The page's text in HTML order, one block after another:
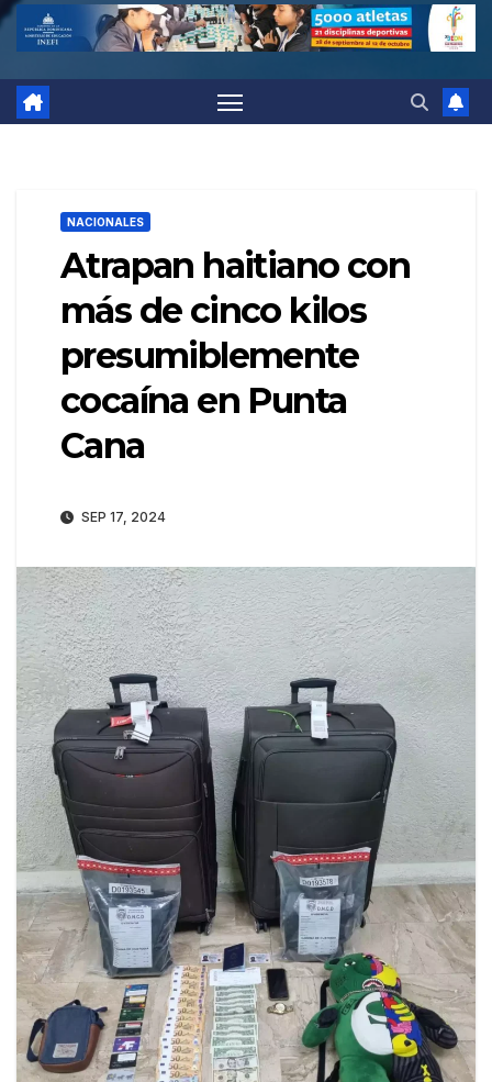
NACIONALES
Atrapan haitiano con
más de cinco kilos
presumiblemente
cocaína en Punta
Cana
SEP 17, 2024